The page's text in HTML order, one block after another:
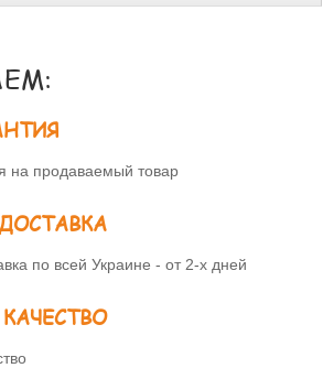
на продаваемый товар
по всей Украине - от 2-х дней